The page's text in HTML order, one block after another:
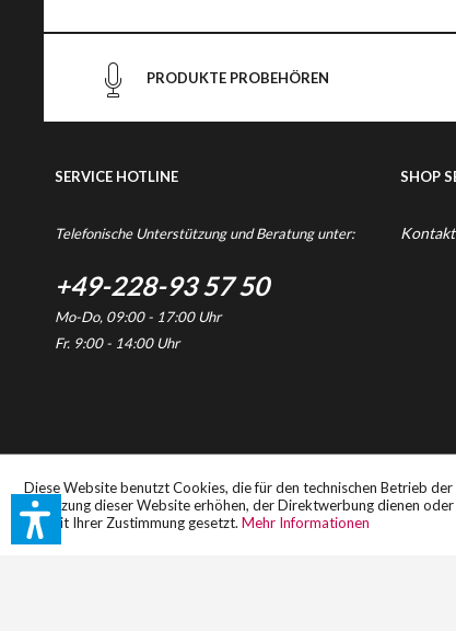
PRODUKTE PROBEHÖREN
SERVICE HOTLINE
Telefonische Unterstützung und Beratung unter:
+49-228-93 57 50
Mo-Do, 09:00 - 17:00 Uhr
Fr. 9:00 - 14:00 Uhr
SHOP
Kontakt
* Alle Preise inkl.
Copyright © 2026 Voggenreiter Verlag GmbH
Diese Website benutzt Cookies, die für den technischen Betrieb
Benutzung dieser Website erhöhen, der Direktwerbung dienen
nur mit Ihrer Zustimmung gesetzt. Mehr Informationen